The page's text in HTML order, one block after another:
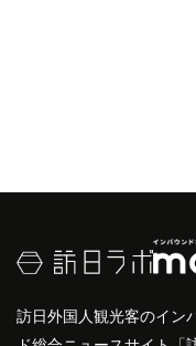
訪日外国人観光客のイン